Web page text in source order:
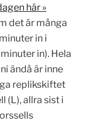
här »
det är många
in i
in). Hela
ändå är inne
replikskiftet
(L), allra sist i